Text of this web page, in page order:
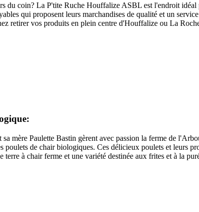
du coin? La P'tite Ruche Houffalize ASBL est l'endroit
qui proposent leurs marchandises de qualité et un
retirer vos produits en plein centre d'Houffalize ou La
mère Paulette Bastin gèrent avec passion la ferme de
de chair biologiques. Ces délicieux poulets et leurs
à chair ferme et une variété destinée aux frites et à la